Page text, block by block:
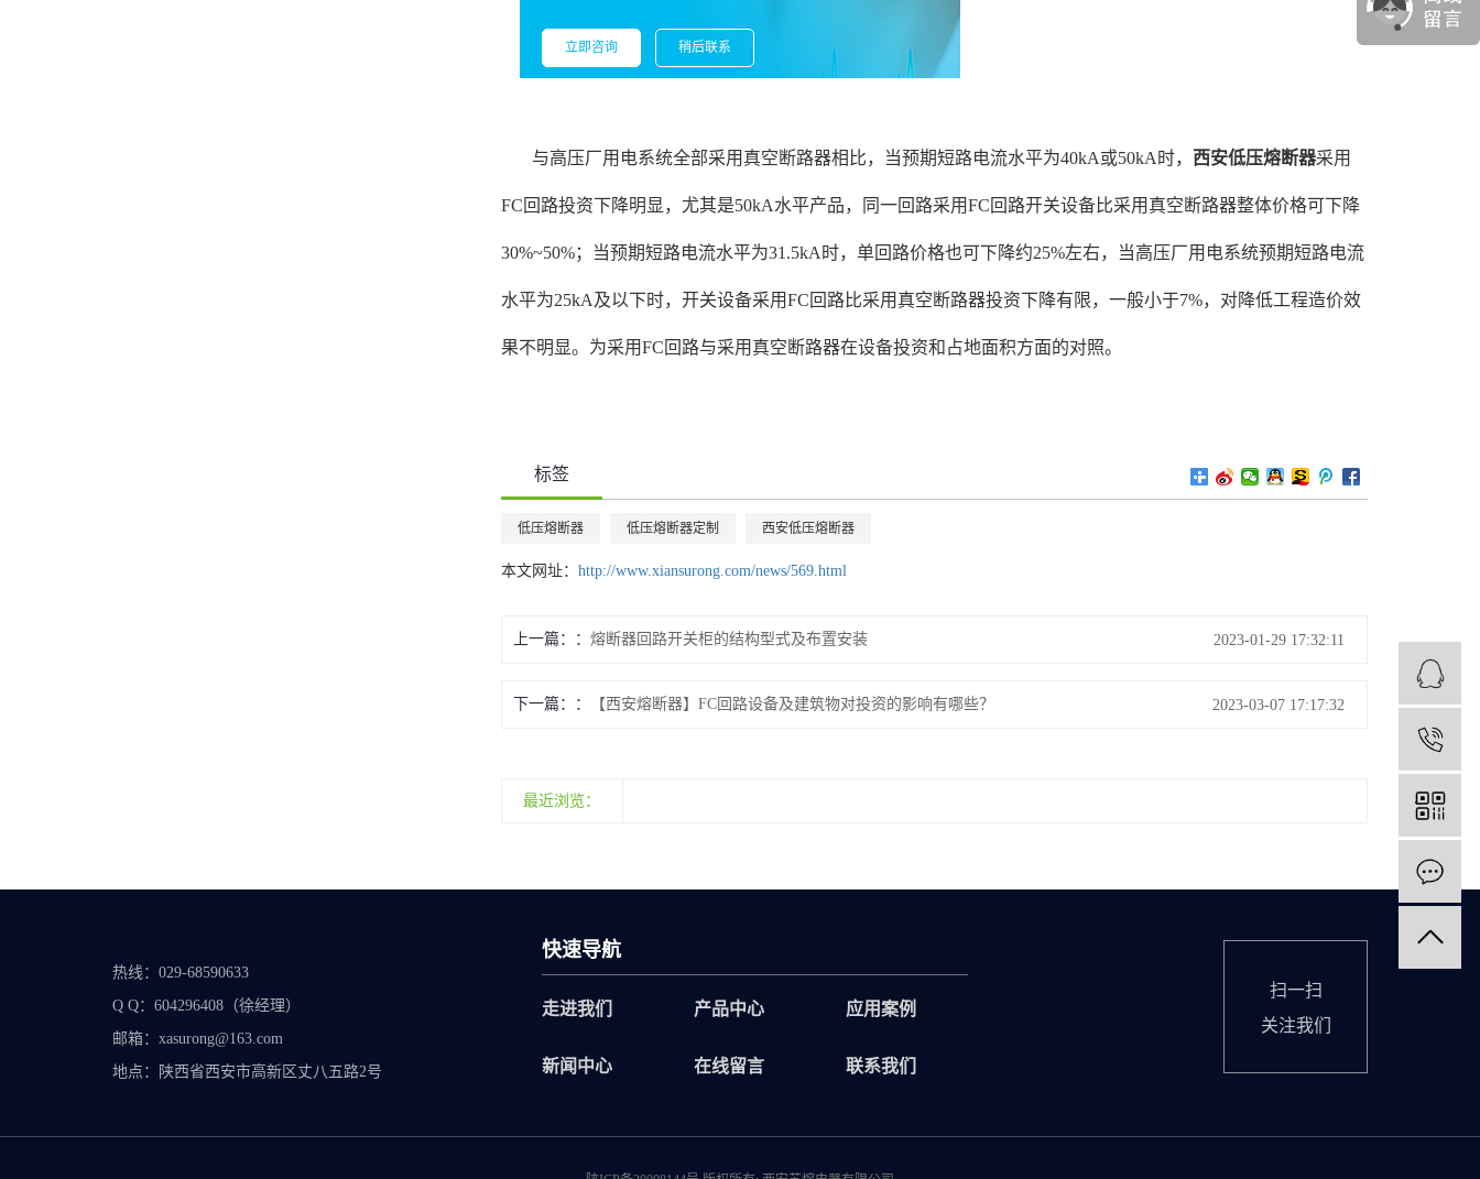
与高压厂用电系统全部采用真空断路器相比，当预期短路电流水平为40kA或50kA时， 西安低压熔断器采用
FC回路投资下降明显，尤其是50kA水平产品，同一回路采用FC回路开关设备比采用真空断路器整体价格可下降
30%~50%；当预期短路电流水平为31.5kA时，单回路价格也可下降约25%左右，当高压厂用电系统预期短路电流
水平为25kA及以下时，开关设备采用FC回路比采用真空断路器投资下降有限，一般小于7%，对降低工程造价效
果不明显。为采用FC回路与采用真空断路器在设备投资和占地面积方面的对照。
标签
低压熔断器 低压熔断器定制 西安低压熔断器
本文网址： http://www.xiansurong.com/news/569.html
上一篇： 熔断器回路开关柜的结构型式及布置安装 2023-01-29 17:32:11
下一篇： 【西安熔断器】FC回路设备及建筑物对投资的影响有哪些？ 2023-03-07 17:17:32
最近浏览：
热线：029-68590633
Q Q：604296408（徐经理）
邮箱：xasurong@163.com
地点：陕西省西安市高新区丈八五路2号
快速导航
走进我们 产品中心 应用案例
新闻中心 在线留言 联系我们
扫一扫
关注我们
立即咨询 稍后联系